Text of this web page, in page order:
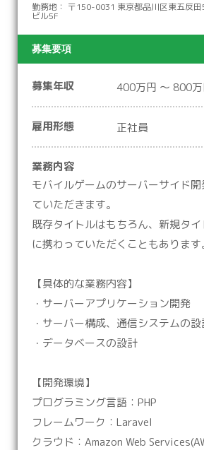
勤務地： 〒150-0031 東京都品川区東五反
ビル5F
募集要項
募集年収 400万円 ～ 800
雇用形態 正社員
業務内容
モバイルゲームのサーバーサイド
ていただきます。
既存タイトルはもちろん、新規タ
に携わっていただくこともあります
【具体的な業務内容】
・サーバーアプリケーション開発
・サーバー構成、通信システムの設
・データベースの設計
【開発環境】
プログラミング言語：PHP
フレームワーク：Laravel
クラウド：Amazon Web